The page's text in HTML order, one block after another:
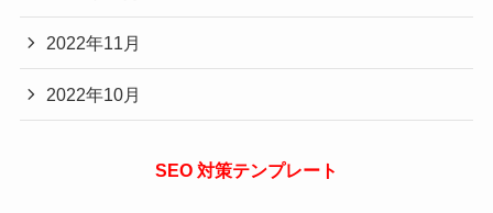
2022年11月
2022年10月
SEO 対策テンプレート